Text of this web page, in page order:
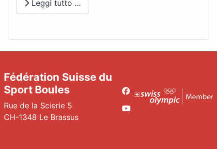
Leggi tutto …
Fédération Suisse du
Sport Boules
Rue de la Scierie 5
CH-1348 Le Brassus
Facebook